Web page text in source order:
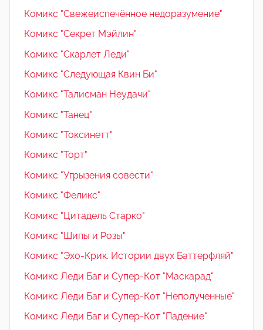
Комикс "Свежеиспечённое недоразумение"
Комикс "Секрет Мэйлин"
Комикс "Скарлет Леди"
Комикс "Следующая Квин Би"
Комикс "Талисман Неудачи"
Комикс "Танец"
Комикс "Токсинетт"
Комикс "Торт"
Комикс "Угрызения совести"
Комикс "Феликс"
Комикс "Цитадель Старко"
Комикс "Шипы и Розы"
Комикс "Эхо-Крик. Истории двух Баттерфляй"
Комикс Леди Баг и Супер-Кот "Маскарад"
Комикс Леди Баг и Супер-Кот "Неполученные"
Комикс Леди Баг и Супер-Кот "Падение"